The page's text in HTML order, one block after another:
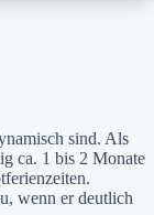
sind. Als
ca. 1 bis 2 Monate
wenn er deutlich